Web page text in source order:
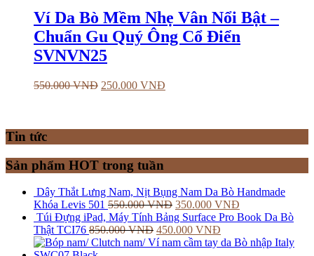
Ví Da Bò Mềm Nhẹ Vân Nổi Bật –
Chuẩn Gu Quý Ông Cổ Điển
SVNVN25
550.000VNĐ 250.000 VNĐ
Tin tức
Sản phẩm HOT trong tuần
Dây Thắt Lưng Nam, Nịt Bụng Nam Da Bò Handmade
Khóa Levis 501 550.000VNĐ 350.000 VNĐ
Túi Đựng iPad, Máy Tính Bảng Surface Pro Book Da Bò
Thật TCI76 850.000VNĐ 450.000 VNĐ